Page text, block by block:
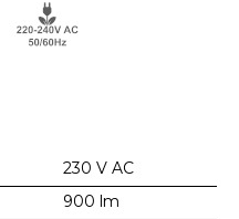
230 V AC
900 lm